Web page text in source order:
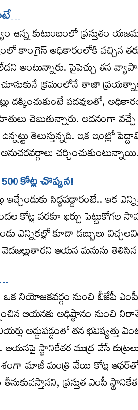
కుటుంబంలో ప్రస్తుతం
కాంగ్రెస్ అధికారంలోకి వచ్చిన
అంటున్నారు. పైపెచ్చు తన
చూసుకునే క్రమంలోనే తాజా
దక్కించుకుంటే పదవులతో,
చెబుతున్నారు. అదనంగా
తెలుస్తున్నది. ఇక ఇంట్లో
చర్చించుకుంటున్నాయి.
కోట్ల చొప్పున!
సిద్ధపడ్డారంటే.. ఇక
కోట్ల వరకూ ఖర్చు
ఎన్నికల్లో కూడా డబ్బులు
ఆయన మనుసు తెలిసిన
నియోజకవర్గం నుంచి బీజేపీ ఎంపీ
ఆయనకు అధిష్ఠానం నుంచి
అడ్డుపడ్డంతో తన
ఆయనపై స్థానికేతర ముద్ర వేసే
మాజీ మంత్రి వేయి కోట్ల ఆఫర్‌తో
ప్రస్తుత ఎంపీ